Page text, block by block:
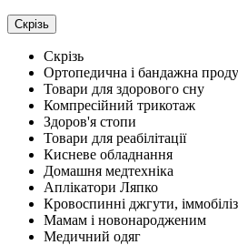
Скрізь
Скрізь
Ортопедична і бандажна
Товари для здорового сну
Компресійний трикотаж
Здоров'я стопи
Товари для реабілітації
Кисневе обладнання
Домашня медтехніка
Аплікатори Ляпко
Кровоспинні джгути,
Мамам і новонародженим
Медичний одяг